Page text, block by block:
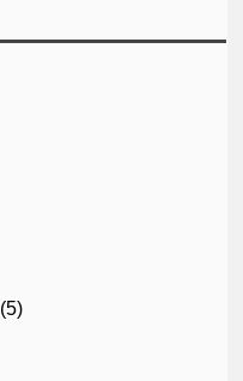
(5)